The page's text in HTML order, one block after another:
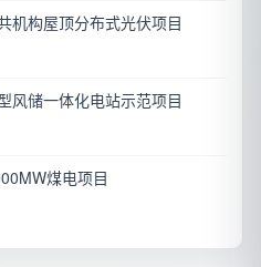
机构屋顶分布式光伏项目
风储一体化电站示范项目
煤电项目